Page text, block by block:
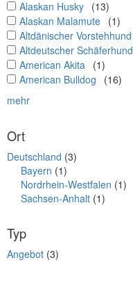
undefined
Alaskan Husky (13)
undefined
Alaskan Malamute (1)
undefined
Altdänischer Vorstehhund
undefined
Altdeutscher Schäferhund
undefined
American Akita (1)
undefined
American Bulldog
(16)
mehr
Ort
Deutschland (3)
Bayern (1)
Nordrhein-Westfalen (1)
Sachsen-Anhalt (1)
Typ
Angebot (3)